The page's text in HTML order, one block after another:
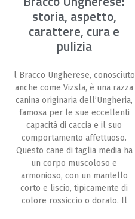
storia, aspetto,
carattere, cura e
pulizia
l Bracco Ungherese, conosciuto
anche come Vizsla, è una razza
canina originaria dell’Ungheria,
famosa per le sue eccellenti
capacità di caccia e il suo
comportamento affettuoso.
Questo cane di taglia media ha
un corpo muscoloso e
armonioso, con un mantello
corto e liscio, tipicamente di
colore rossiccio o dorato. Il